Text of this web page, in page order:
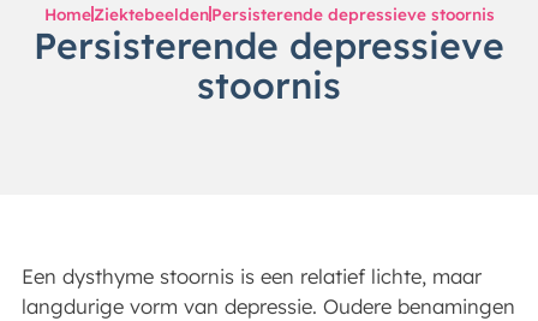
Home Ziektebeelden Persisterende depressieve stoornis
Persisterende depressieve
stoornis
Een dysthyme stoornis is een relatief lichte, maar
langdurige vorm van depressie. Oudere benamingen